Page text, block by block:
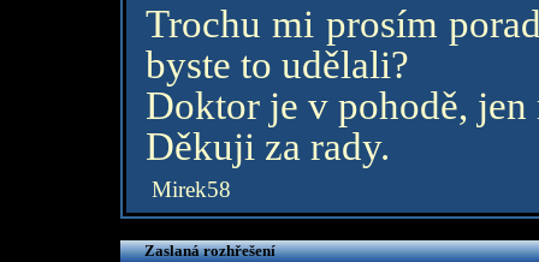
Trochu mi prosím
byste to udělali?
Doktor je v pohodě,
Děkuji za rady.
Mirek58
Zaslaná rozhřešení